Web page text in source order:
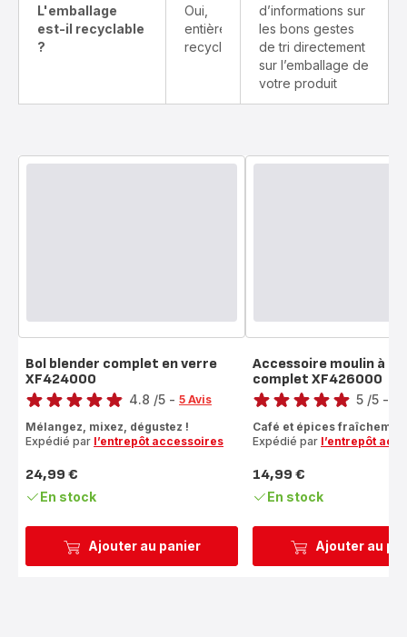
L'emballage
est-il recyclable
?
Oui,
entièrement
recyclable
d’informations sur
les bons gestes
de tri directement
sur l’emballage de
votre produit
Ajouter au panier
Bol blender complet en verre
XF424000
Note
4.8 /5 - 5 Avis
Mélangez, mixez, dégustez !
Expédié par l’entrepôt accessoires
Prix
24,99 €
En stock
Ajouter au
Accessoire moulin à
complet XF426000
Note
5
étoiles
(moyenne)
5 /5 -
Café et épices
Expédié par l’entrepôt
Prix
14,99 €
En stock